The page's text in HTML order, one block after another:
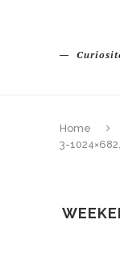
Home
3-